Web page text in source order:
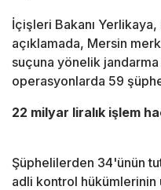
İçişleri Bakanı Yerlikaya,
açıklamada, Mersin
suçuna yönelik
operasyonlarda 59
22 milyar liralık işlem
Şüphelilerden 34'ünün
adli kontrol hükümlerinin